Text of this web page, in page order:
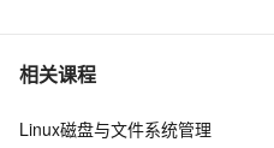
7 shell数组使用
8 shell学习之条件判断test
相关课程
Linux磁盘与文件系统管理